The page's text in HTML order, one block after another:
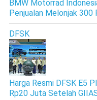
BMW Motorrad
Penjualan Melonjak 300
DFSK
Harga Resmi DFSK E5
Rp20 Juta Setelah